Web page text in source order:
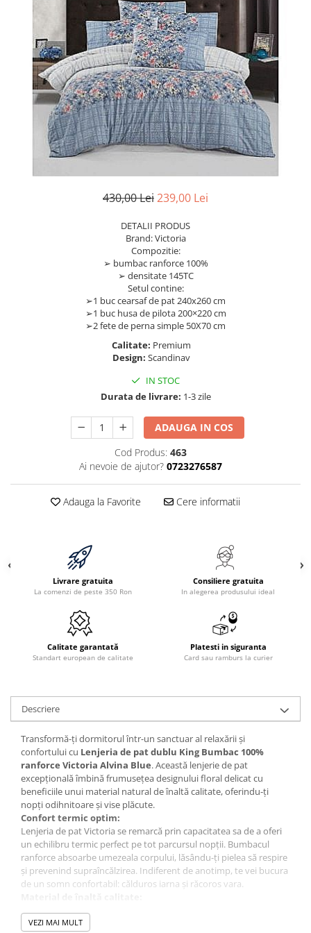
430,00 Lei239,00 Lei
DETALII PRODUS
Brand: Victoria
Compozitie:
➢ bumbac ranforce 100%
➢ densitate 145TC
Setul contine:
➢1 buc cearsaf de pat 240x260 cm
➢1 buc husa de pilota 200×220 cm
➢2 fete de perna simple 50X70 cm
Calitate: Premium
Design: Scandinav
IN STOC
Durata de livrare: 1-3 zile
ADAUGA IN COS
Cod Produs: 463
Ai nevoie de ajutor? 0723276587
Adauga la Favorite Cere informatii
Livrare gratuita
La comenzi de peste 350 Ron
Consiliere gratuita
In alegerea produsului ideal
Calitate garantată
Standart european de calitate
Platesti in siguranta
Card sau ramburs la curier
Descriere
Transformă-ți dormitorul într-un sanctuar al relaxării și
confortului cu Lenjeria de pat dublu King Bumbac 100%
ranforce Victoria Alvina Blue. Această lenjerie de pat
excepțională îmbină frumusețea designului floral delicat cu
beneficiile unui material natural de înaltă calitate, oferindu-ți
nopți odihnitoare și vise plăcute.
Confort termic optim:
Lenjeria de pat Victoria se remarcă prin capacitatea sa de a oferi
un echilibru termic perfect pe tot parcursul nopții. Bumbacul
ranforce absoarbe umezeala corpului, lăsându-ți pielea să respire
și prevenind supraîncălzirea. Indiferent de anotimp, te vei bucura
de un somn confortabil: călduros iarna și răcoros vara.
Țesătura fină din bumbac 100% ranforce, cu o densitate
impresionantă de 200 fire/inch, garantează o durabilitate
VEZI MAI MULT